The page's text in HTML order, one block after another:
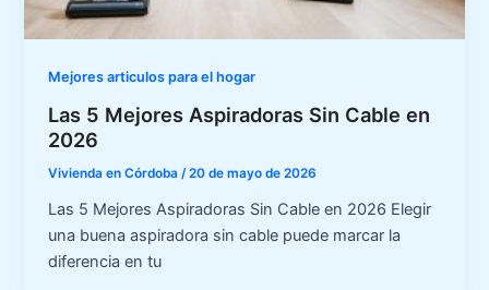
Mejores articulos para el hogar
Las 5 Mejores Aspiradoras Sin Cable en
2026
Vivienda en Córdoba /20 de mayo de 2026
Las 5 Mejores Aspiradoras Sin Cable en 2026 Elegir
una buena aspiradora sin cable puede marcar la
diferencia en tu